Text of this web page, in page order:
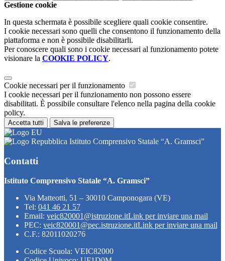
Gestione cookie
In questa schermata è possibile scegliere quali cookie consentire.
I cookie necessari sono quelli che consentono il funzionamento della
piattaforma e non è possibile disabilitarli.
Per conoscere quali sono i cookie necessari al funzionamento potete
visionare la COOKIE POLICY.
Cookie necessari per il funzionamento
I cookie necessari per il funzionamento non possono essere
disabilitati. È possibile consultare l'elenco nella pagina della cookie
policy.
Accetta tutti Salva le preferenze
Istituto Comprensivo Statale “A. Gramsci”
Contatti
Istituto Comprensivo Statale “A. Gramsci”
Via Matteotti, 51 – 30010 Camponogara (VE)
Tel: 041 46 21 57
Email: veic820001@istruzione.itLink per inviare una mail
PEC: veic820001@pec.istruzione.itLink per inviare una mail
C.F.: 82011020276
Codice Scuola: VEIC82000